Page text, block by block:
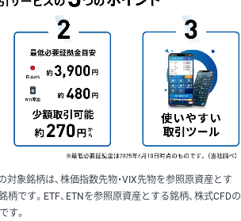
対象銘柄は、株価指数先物・VIX先物を参照原資産とす
柄です。ETF、ETNを参照原資産とする銘柄、株式CFDの
す。